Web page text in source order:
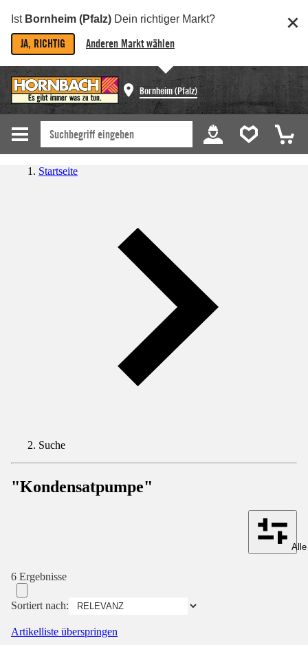
Ist Bornheim (Pfalz) Dein richtiger Markt?
JA, RICHTIG Anderen Markt wählen
Bornheim (Pfalz)
Startseite
Suche
"Kondensatpumpe"
6 Ergebnisse
Sortiert nach:
Artikelliste überspringen